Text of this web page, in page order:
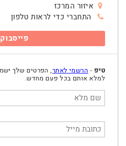
איזור המרכז
התחברי כדי לראות טלפון
פייסבוק
טיפ - הרשמי לאתר, הפרטים שלך
למלא אותם בכל פעם מחדש.